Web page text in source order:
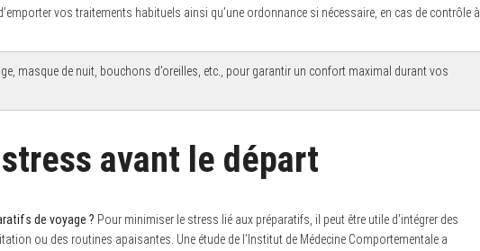
vos traitements habituels ainsi qu’une ordonnance si nécessaire, en cas de contrôle à
masque de nuit, bouchons d’oreilles, etc., pour garantir un confort maximal durant vos
avant le départ
de voyage ? Pour minimiser le stress lié aux préparatifs, il peut être utile d’intégrer des
ou des routines apaisantes. Une étude de l’Institut de Médecine Comportementale a